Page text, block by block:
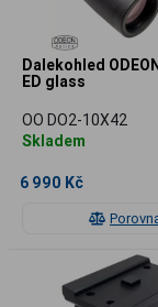
Dalekohled
ED glass
OO DO2-10X42
Skladem
6 990 Kč